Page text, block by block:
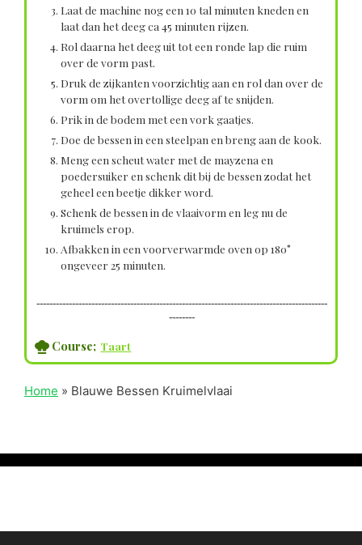
Laat de machine nog een 10 tal minuten kneden en
laat dan het deeg ca 45 minuten rijzen.
Rol daarna het deeg uit tot een ronde lap die ruim
over de vorm past.
Druk de zijkanten voorzichtig aan en rol dan over de
vorm om het overtollige deeg af te snijden.
Prik in de bodem met een vork gaatjes.
Doe de bessen in een steelpan en breng aan de kook.
Meng een scheut water met de mayzena en
poedersuiker en schenk dit bij de bessen zodat het
geheel een beetje dikker word.
Schenk de bessen in de vlaaivorm en leg nu de
kruimels erop.
Afbakken in een voorverwarmde oven op 180°
ongeveer 25 minuten.
------------------------------------------------------------------------------------------
--------
Course; Taart
Home » Blauwe Bessen Kruimelvlaai